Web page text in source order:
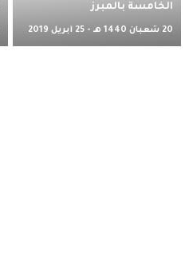
الخامسة بالمبرز
20 شعبان 1440 هـ - 25 أبريل 2019